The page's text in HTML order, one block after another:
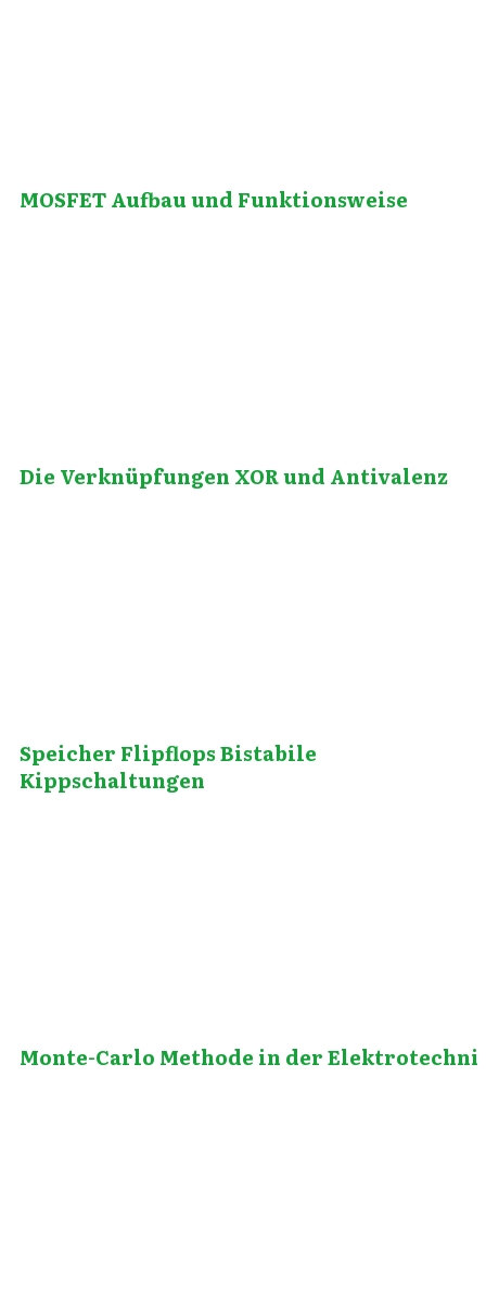
MOSFET Aufbau und Funktionsweise
Die Verknüpfungen XOR und Antivalenz
Speicher Flipflops Bistabile
Kippschaltungen
Monte-Carlo Methode in der